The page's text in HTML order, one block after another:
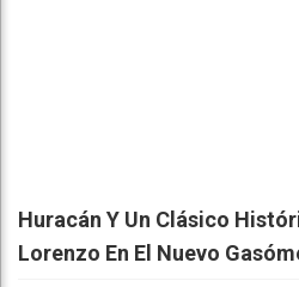
Huracán Y Un Clásico
Lorenzo En El Nuevo